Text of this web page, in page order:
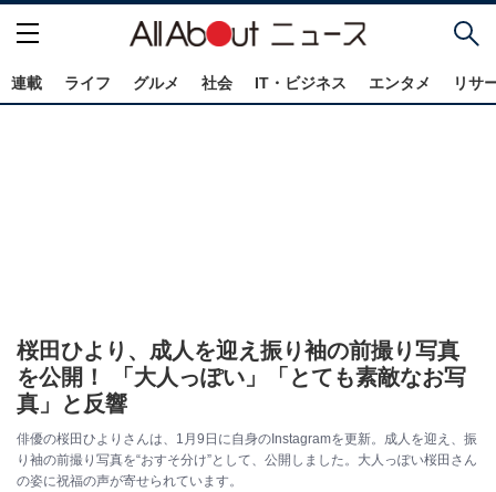
連載 ライフ グルメ 社会 IT・ビジネス エンタメ リサ
桜田ひより、成人を迎え振り袖の前撮り写真
を公開！ 「大人っぽい」「とても素敵なお写
真」と反響
俳優の桜田ひよりさんは、1月9日に自身のInstagramを更新。成人を迎え、振
り袖の前撮り写真を“おすそ分け”として、公開しました。大人っぽい桜田さん
の姿に祝福の声が寄せられています。